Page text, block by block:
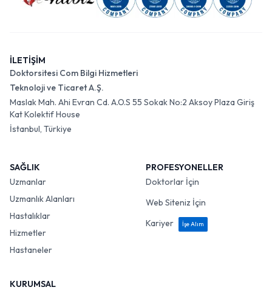
İLETİŞİM
Doktorsitesi Com Bilgi Hizmetleri
Teknoloji ve Ticaret A.Ş.
Maslak Mah. Ahi Evran Cd. A.O.S 55 Sokak No:2 Aksoy Plaza Giriş
Kat Kolektif House
İstanbul, Türkiye
SAĞLIK
Uzmanlar
Uzmanlık Alanları
Hastalıklar
Hizmetler
Hastaneler
PROFESYONELLER
Doktorlar İçin
Web Siteniz İçin
Kariyer
İşe Alım
KURUMSAL